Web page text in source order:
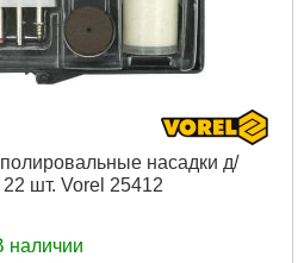
насадки д/
22 шт. Vorel 25412
наличии